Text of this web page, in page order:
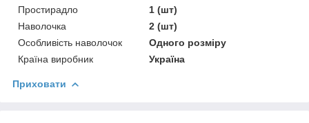
Простирадло
1 (шт)
Наволочка
2 (шт)
Особливість наволочок
Одного розміру
Країна виробник
Україна
Приховати